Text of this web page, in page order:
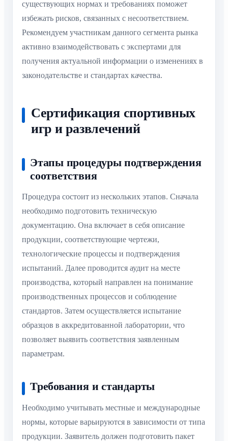
существующих нормах и требованиях поможет
избежать рисков, связанных с несоответствием.
Рекомендуем участникам данного сегмента рынка
активно взаимодействовать с экспертами для
получения актуальной информации о изменениях в
законодательстве и стандартах качества.
Сертификация спортивных
игр и развлечений
Этапы процедуры подтверждения
соответствия
Процедура состоит из нескольких этапов. Сначала
необходимо подготовить техническую
документацию. Она включает в себя описание
продукции, соответствующие чертежи,
технологические процессы и подтверждения
испытаний. Далее проводится аудит на месте
производства, который направлен на понимание
производственных процессов и соблюдение
стандартов. Затем осуществляется испытание
образцов в аккредитованной лаборатории, что
позволяет выявить соответствия заявленным
параметрам.
Требования и стандарты
Необходимо учитывать местные и международные
нормы, которые варьируются в зависимости от типа
продукции. Заявитель должен подготовить пакет